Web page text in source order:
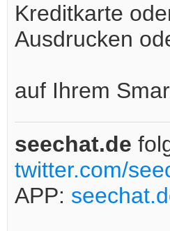
Kreditkarte
Ausdrucken
auf Ihrem
seechat.de
twitter.com/
APP: